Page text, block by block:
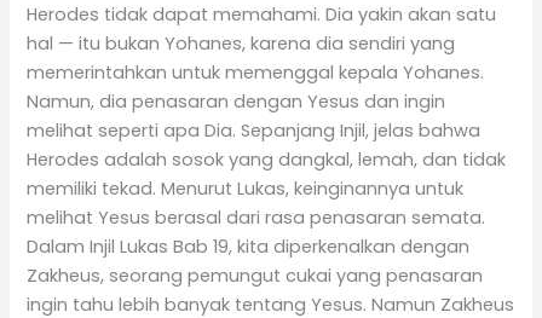
Herodes tidak dapat memahami. Dia yakin akan satu
hal — itu bukan Yohanes, karena dia sendiri yang
memerintahkan untuk memenggal kepala Yohanes.
Namun, dia penasaran dengan Yesus dan ingin
melihat seperti apa Dia. Sepanjang Injil, jelas bahwa
Herodes adalah sosok yang dangkal, lemah, dan tidak
memiliki tekad. Menurut Lukas, keinginannya untuk
melihat Yesus berasal dari rasa penasaran semata.
Dalam Injil Lukas Bab 19, kita diperkenalkan dengan
Zakheus, seorang pemungut cukai yang penasaran
ingin tahu lebih banyak tentang Yesus. Namun Zakheus